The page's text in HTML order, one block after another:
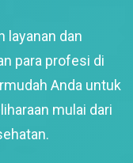
layanan dan
para profesi di
Anda untuk
mulai dari